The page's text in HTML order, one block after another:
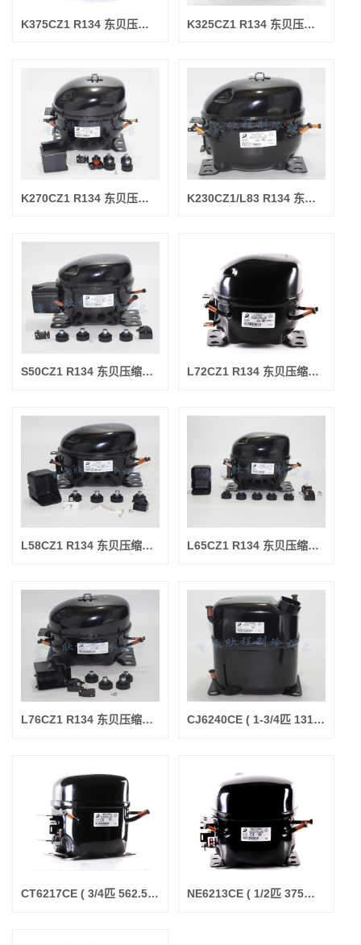
K375CZ1 R134 东贝压缩机(制冷量375W/输入功率325W)（新) K325CZ1 R134 东贝压缩机(制冷量325W/输入功率270W)（新)
K270CZ1 R134 东贝压缩机(制冷量270W/输入功率230W)（新) K230CZ1/L83 R134 东贝压缩机(制冷量230W/输入功率215W)（新)
S50CZ1 R134 东贝压缩机(制冷量120W/输入功率100W)（新) L72CZ1 R134 东贝压缩机(制冷量195W/输入功率170W)（新)
L58CZ1 R134 东贝压缩机 (制冷量145W/输入功率120W)(新) L65CZ1 R134 东贝压缩机(制冷量170W/输入功率145W)（新)
L76CZ1 R134 东贝压缩机(制冷量215W/输入功率195W)（新) CJ6240CE ( 1-3/4匹 1312.5W ) R22 东贝压缩机
CT6217CE ( 3/4匹 562.5W ) R22 东贝压缩机 NE6213CE ( 1/2匹 375W ) R22 东贝压缩机